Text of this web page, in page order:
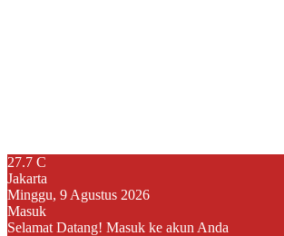
27.7 C
Jakarta
Minggu, 9 Agustus 2026
Masuk
Selamat Datang! Masuk ke akun Anda